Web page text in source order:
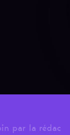
par la rédac